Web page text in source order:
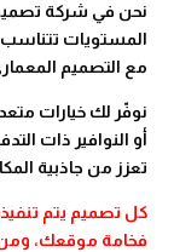
نحن في شركة تصميم
المستويات تتناسب
مع التصميم
نوفّر لك خيارات
أو النوافير ذات
تعزز من جاذبية
كل تصميم يتم
فخامة موقعك، ومن